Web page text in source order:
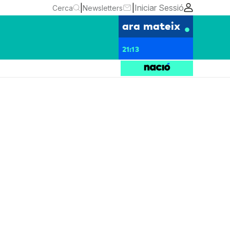
Cerca Newsletters Iniciar Sessió
ara mateix
21:13